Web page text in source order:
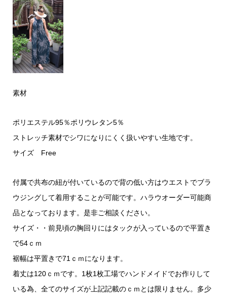
素材
ポリエステル95％ポリウレタン5％
ストレッチ素材でシワになりにくく扱いやすい生地です。
サイズ Free
付属で共布の紐が付いているので背の低い方はウエストでブラ
ウジングして着用することが可能です。ハラウオーダー可能商
品となっております。是非ご相談ください。
サイズ・・前見頃の胸回りにはタックが入っているので平置き
で54ｃｍ
裾幅は平置きで71ｃｍになります。
着丈は120ｃｍです。1枚1枚工場でハンドメイドでお作りして
いる為、全てのサイズが上記記載のｃｍとは限りません。多少